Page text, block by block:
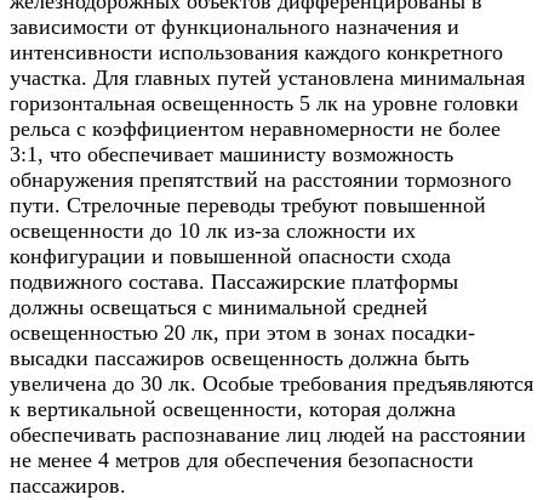
зависимости от функционального назначения и
интенсивности использования каждого конкретного
участка. Для главных путей установлена минимальная
горизонтальная освещенность 5 лк на уровне головки
рельса с коэффициентом неравномерности не более
3:1, что обеспечивает машинисту возможность
обнаружения препятствий на расстоянии тормозного
пути. Стрелочные переводы требуют повышенной
освещенности до 10 лк из-за сложности их
конфигурации и повышенной опасности схода
подвижного состава. Пассажирские платформы
должны освещаться с минимальной средней
освещенностью 20 лк, при этом в зонах посадки-
высадки пассажиров освещенность должна быть
увеличена до 30 лк. Особые требования предъявляются
к вертикальной освещенности, которая должна
обеспечивать распознавание лиц людей на расстоянии
не менее 4 метров для обеспечения безопасности
пассажиров.